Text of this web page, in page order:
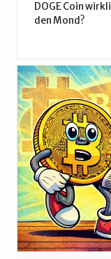
DOGE Coin
den Mond?